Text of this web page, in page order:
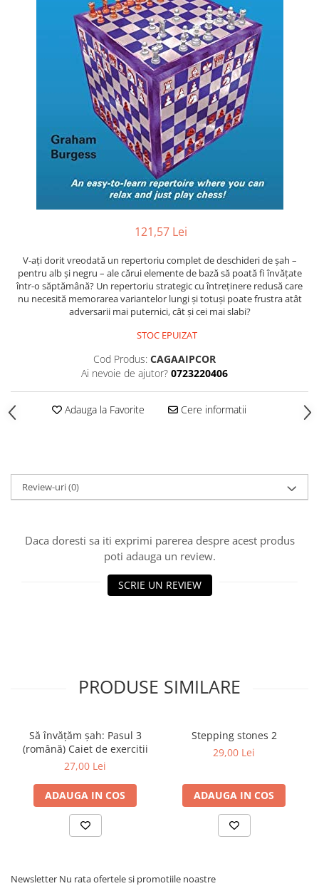
Instruire Generala
Instruire Generala
Lemn De Boxwood
Lemn De Carpen (hornbeam)
Lemn De Sheesham
Piese de sah DGT
Piese De Sah Tematice Din Plastic
Piese Din Lemn
Piese sah electronice
Piese sah electronice
Piese Sah Tematice
Piese Sah Tematice Din Metal
Set Sah + Table/backgammon
Step 1
Step 2
121,57 Lei
V-ați dorit vreodată un repertoriu complet de deschideri de șah –
pentru alb și negru – ale cărui elemente de bază să poată fi învățate
într-o săptămână? Un repertoriu strategic cu întreținere redusă care
nu necesită memorarea variantelor lungi și totuși poate frustra atât
adversarii mai puternici, cât și cei mai slabi?
STOC EPUIZAT
Cod Produs: CAGAAIPCOR
Ai nevoie de ajutor? 0723220406
Adauga la Favorite Cere informatii
Review-uri(0)
Daca doresti sa iti exprimi parerea despre acest produs
poti adauga un review.
SCRIE UN REVIEW
PRODUSE SIMILARE
Să învățăm șah: Pasul 3
(română) Caiet de exercitii
27,00 Lei
ADAUGA IN COS
Stepping stones 2
29,00 Lei
ADAUGA IN COS
Newsletter Nu rata ofertele si promotiile noastre